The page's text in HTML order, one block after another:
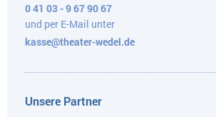
0 41 03 - 9 67 90 67
und per E-Mail unter
kasse@theater-wedel.de
Unsere Partner